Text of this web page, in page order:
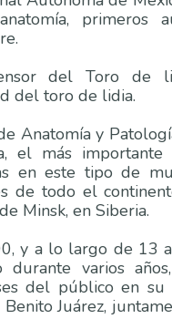
primeros
del Toro de
del toro de lidia.
Anatomía y
el más
en este tipo de
de todo el
Minsk, en Siberia.
y a lo largo de 13
durante varios
del público en
Juárez,